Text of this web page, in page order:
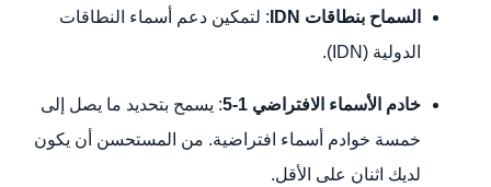
السماح بنطاقات IDN
: لتمكين دعم أسماء النطاقات
الدولية (IDN).
خادم الأسماء الافتراضي 1-5
: يسمح بتحديد ما يصل إلى
خمسة خوادم أسماء افتراضية. من المستحسن أن يكون
لديك اثنان على الأقل.